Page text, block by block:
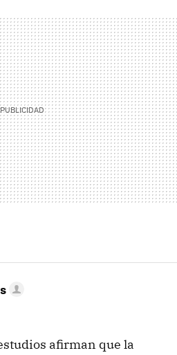
afirman que la